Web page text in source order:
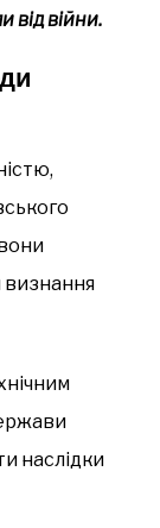
від війни.
визнання
наслідки